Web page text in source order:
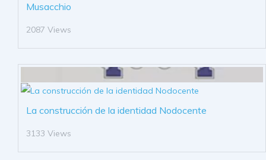
Musacchio
2087 Views
La construcción de la identidad Nodocente
3133 Views